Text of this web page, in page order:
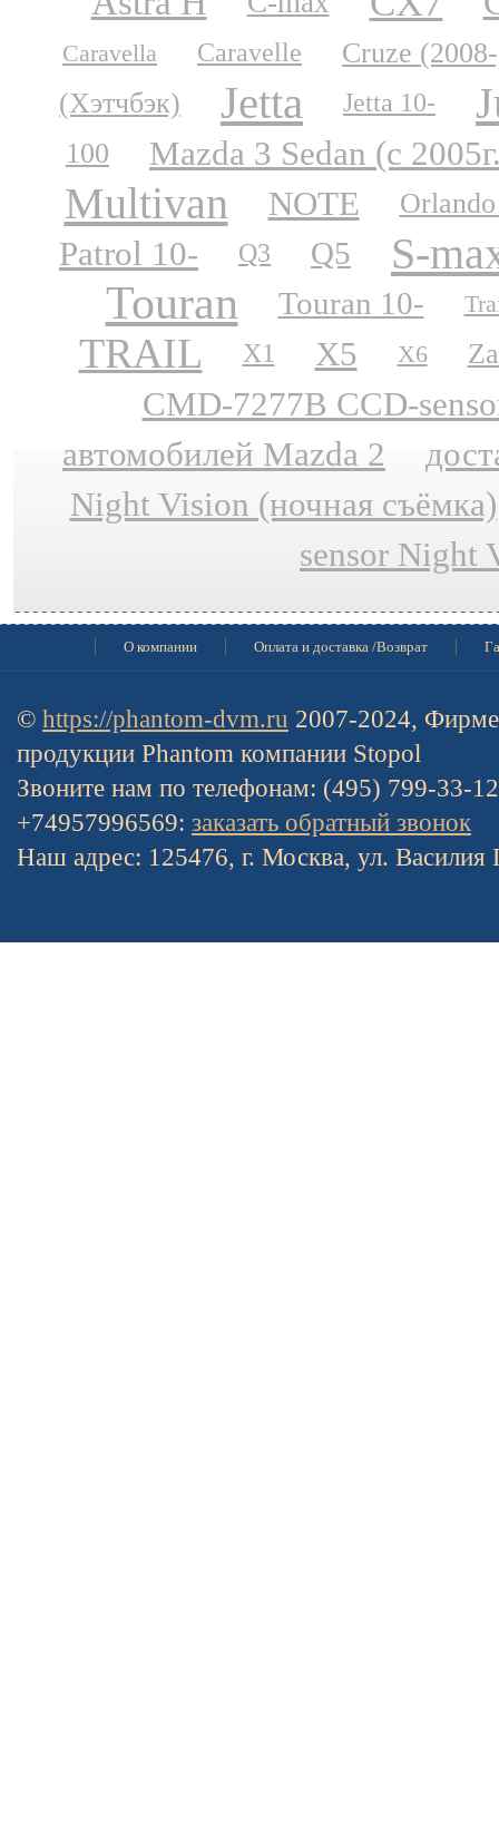
Caravella Caravelle
Cruze
(Хэтчбэк)
Jetta Jetta 10-
100 Mazda 3 Sedan (с
Multivan NOTE
Patrol 10- Q3 Q5 S-
Touran Touran 10-
TRAIL X1 X5 X6
CMD-7277B CCD-
автомобилей Mazda 2
Night Vision (ночная съёмка)
sensor Night
О компании Оплата и доставка /Возврат
© https://phantom-dvm.ru 2007-2024,
продукции Phantom компании Stopol
Звоните нам по телефонам: (495) 799-33-
+74957996569: заказать обратный звонок
Наш адрес: 125476, г. Москва, ул. Василия